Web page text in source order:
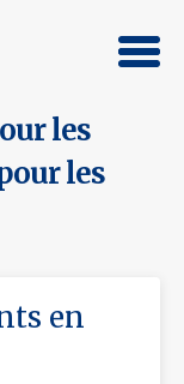
les
les
en